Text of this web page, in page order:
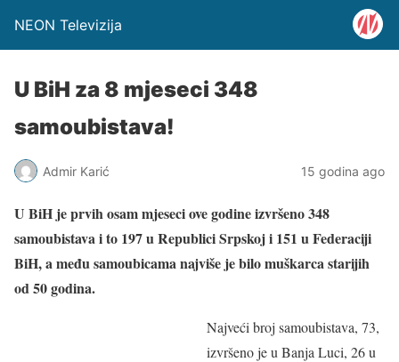
NEON Televizija
U BiH za 8 mjeseci 348
samoubistava!
Admir Karić 15 godina ago
U BiH je prvih osam mjeseci ove godine izvršeno 348
samoubistava i to 197 u Republici Srpskoj i 151 u Federaciji
BiH, a među samoubicama najviše je bilo muškarca starijih
od 50 godina.
Najveći broj samoubistava, 73,
izvršeno je u Banja Luci, 26 u